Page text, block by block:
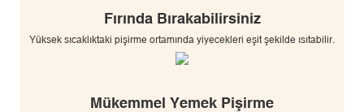
Fırında Bırakabilirsiniz
Yüksek sıcaklıktaki pişirme ortamında yiyecekleri eşit şekilde ısıtabilir.
Mükemmel Yemek Pişirme